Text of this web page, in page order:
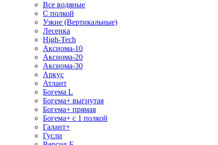
Все водяные
С полкой
Узкие (Вертикальные)
Лесенка
High-Tech
Аксиома-10
Аксиома-20
Аксиома-30
Аркус
Атлант
Богема L
Богема+ выгнутая
Богема+ прямая
Богема+ с 1 полкой
Галант+
Гусли